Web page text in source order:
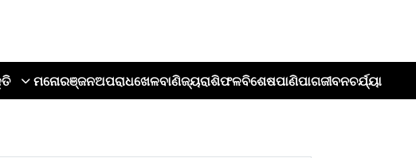
ମନୋରଞ୍ଜନଅପରାଧଖେଳବାଣିଜ୍ୟରାଶିଫଳବିଶେଷପାଣିପାଗଜୀବନଚର୍ଯ୍ୟା